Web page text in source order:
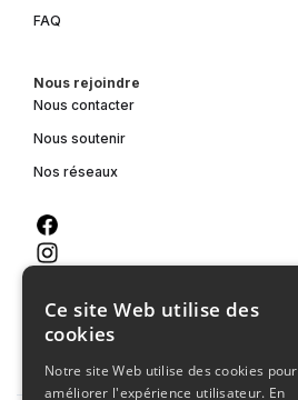
FAQ
Nous rejoindre
Nous contacter
Nous soutenir
Nos réseaux
Ce site Web utilise des
cookies
Notre site Web utilise des cookies pour
améliorer l'expérience utilisateur. En